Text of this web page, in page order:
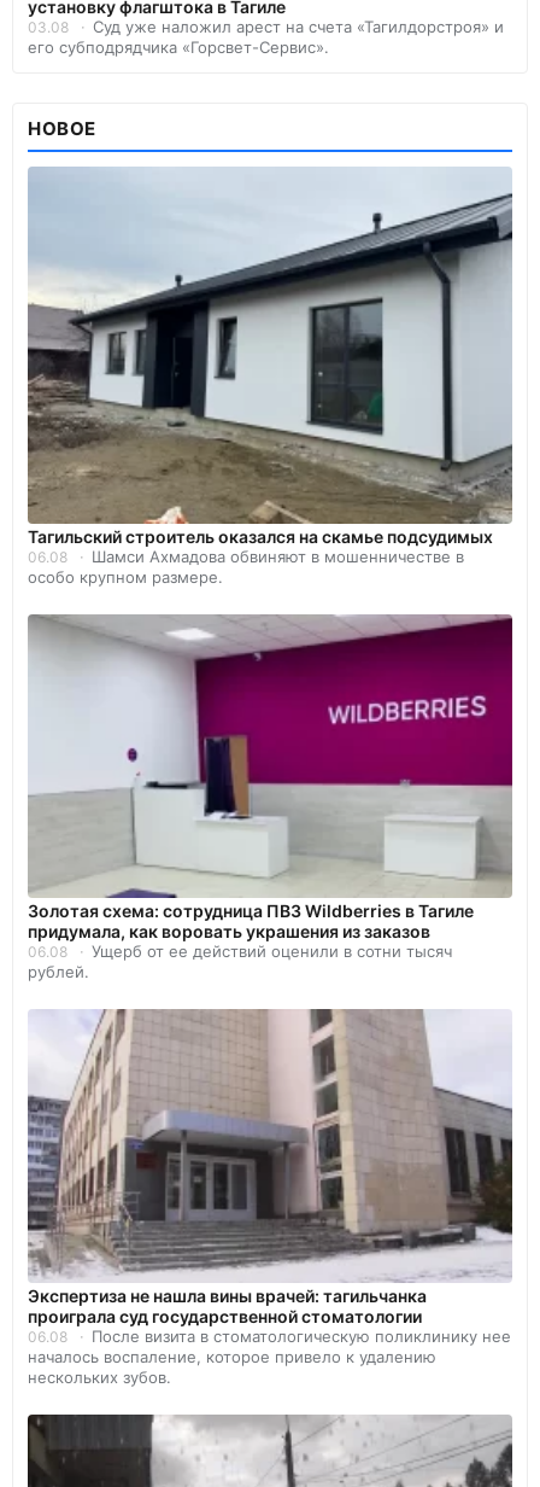
установку флагштока в Тагиле
03.08
Суд уже наложил арест на счета «Тагилдорстроя» и
его субподрядчика «Горсвет-Сервис».
НОВОЕ
Тагильский строитель оказался на скамье подсудимых
06.08
Шамси Ахмадова обвиняют в мошенничестве в
особо крупном размере.
Золотая схема: сотрудница ПВЗ Wildberries в Тагиле
придумала, как воровать украшения из заказов
06.08
Ущерб от ее действий оценили в сотни тысяч
рублей.
Экспертиза не нашла вины врачей: тагильчанка
проиграла суд государственной стоматологии
06.08
После визита в стоматологическую поликлинику нее
началось воспаление, которое привело к удалению
нескольких зубов.